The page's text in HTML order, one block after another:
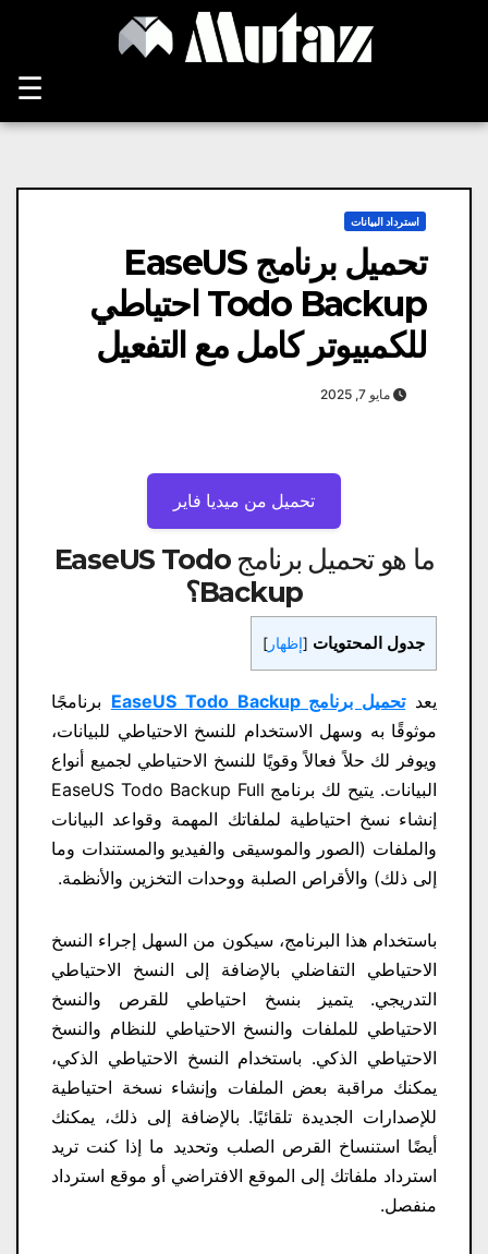
☰
استرداد البيانات
تحميل برنامج EaseUS
Todo Backup احتياطي
للكمبيوتر كامل مع التفعيل
مايو 7, 2025
تحميل من ميديا ​​فاير
ما هو تحميل برنامج EaseUS Todo
Backup؟
جدول المحتويات [إظهار ]
يعدتحميل برنامج EaseUS Todo Backup
برنامجًا
موثوقًا به وسهل الاستخدام للنسخ الاحتياطي للبيانات،
ويوفر لك حلاً فعالاً وقويًا للنسخ الاحتياطي لجميع أنواع
البيانات. يتيح لك برنامج EaseUS Todo Backup Full
إنشاء نسخ احتياطية لملفاتك المهمة وقواعد البيانات
والملفات (الصور والموسيقى والفيديو والمستندات وما
إلى ذلك) والأقراص الصلبة ووحدات التخزين والأنظمة.
باستخدام هذا البرنامج، سيكون من السهل إجراء النسخ
الاحتياطي التفاضلي بالإضافة إلى النسخ الاحتياطي
التدريجي. يتميز بنسخ احتياطي للقرص والنسخ
الاحتياطي للملفات والنسخ الاحتياطي للنظام والنسخ
الاحتياطي الذكي. باستخدام النسخ الاحتياطي الذكي،
يمكنك مراقبة بعض الملفات وإنشاء نسخة احتياطية
للإصدارات الجديدة تلقائيًا. بالإضافة إلى ذلك، يمكنك
أيضًا استنساخ القرص الصلب وتحديد ما إذا كنت تريد
استرداد ملفاتك إلى الموقع الافتراضي أو موقع استرداد
منفصل.